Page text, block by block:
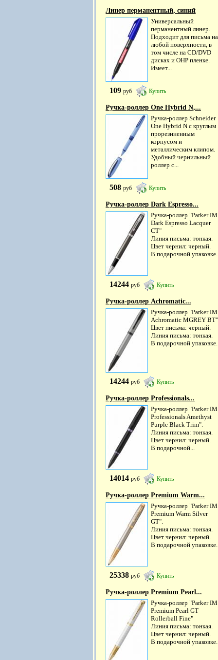
Линер перманентный, синий
Универсальный
перманентный линер.
Подходит для письма на
любой поверхности, в
том числе на CD/DVD
дисках и OHP пленке.
Имеет...
109 руб Купить
Ручка-роллер One Hybrid N,...
Ручка-роллер Schneider
One Hybrid N с круглым
прорезиненным
корпусом и
металлическим клипом.
Удобный чернильный
роллер с...
508 руб Купить
Ручка-роллер Dark Espresso...
Ручка-роллер "Parker IM
Dark Espresso Lacquer
CT"
Линия письма: тонкая.
Цвет чернил: черный.
В подарочной упаковке.
14244 руб Купить
Ручка-роллер Achromatic...
Ручка-роллер "Parker IM
Achromatic MGREY
Цвет письма: черный.
Линия письма: тонкая.
В подарочной упаковке.
14244 руб Купить
Ручка-роллер Professionals...
Ручка-роллер "Parker IM
Professionals Amethyst
Purple Black Trim".
Линия письма: тонкая.
Цвет чернил: черный.
В подарочной...
14014 руб Купить
Ручка-роллер Premium Warm...
Ручка-роллер "Parker IM
Premium Warm Silver
GT".
Линия письма: тонкая.
Цвет чернил: черный.
В подарочной упаковке.
25338 руб Купить
Ручка-роллер Premium Pearl...
Ручка-роллер "Parker IM
Premium Pearl GT
Rollerball Fine"
Линия письма: тонкая.
Цвет чернил: черный.
В подарочной упаковке.